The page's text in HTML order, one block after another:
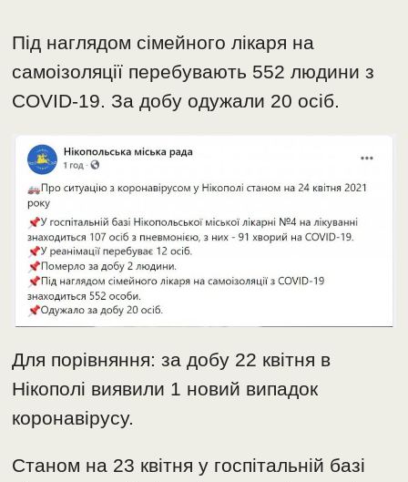
Під наглядом сімейного лікаря на
самоізоляції перебувають 552 людини з
COVID-19. За добу одужали 20 осіб.
Для порівняння: за добу 22 квітня в
Нікополі виявили 1 новий випадок
коронавірусу.
Станом на 23 квітня у госпітальній базі